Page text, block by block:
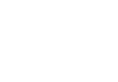
সঙ্কট